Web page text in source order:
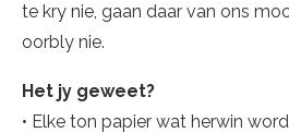
te kry nie, gaan daar van ons
oorbly nie.
Het jy geweet?
• Elke ton papier wat herwin